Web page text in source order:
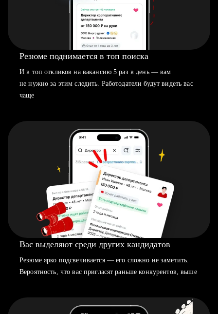
Резюме поднимается в топ поиска
И в топ откликов на вакансию 5 раз в день — вам
не нужно за этим следить. Работодатели будут видеть вас
чаще
Вас выделяют среди других кандидатов
Резюме ярко подсвечивается — его сложно не заметить.
Вероятность, что вас пригласят раньше конкурентов, выше